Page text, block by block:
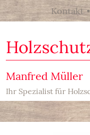
Manfred Müller
Ihr Spezialist für
Kontakt